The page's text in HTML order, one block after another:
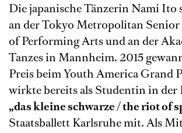
Die japanische Tänzerin Nami Ito
an der Tokyo Metropolitan
of Performing Arts und an der
Tanzes in Mannheim. 2015
Preis beim Youth America Grand
wirkte bereits als Studentin in
„das kleine schwarze / the riot of
Staatsballett Karlsruhe mit. Als